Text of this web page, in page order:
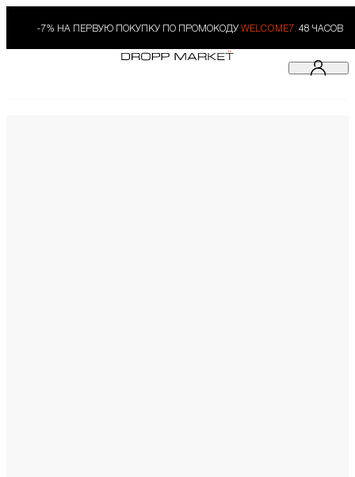
-7% НА ПЕРВУЮ ПОКУПКУ ПО ПРОМОКОДУ WELCOME7. 48 ЧАСОВ